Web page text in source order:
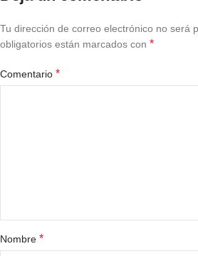
Tu dirección de correo electrónico no será
obligatorios están marcados con *
Comentario *
Nombre *